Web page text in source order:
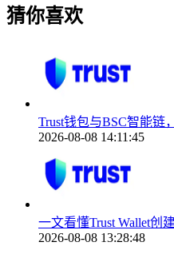
猜你喜欢
Trust钱包与BSC智能链
2026-08-08 14:11:45
一文看懂Trust Wallet创
2026-08-08 13:28:48